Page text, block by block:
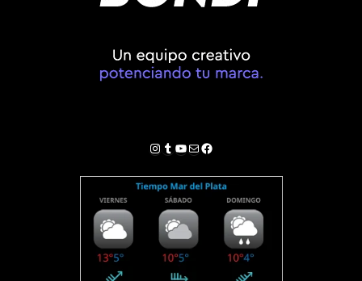
Instagram
Tumblr
YouTube
Correo electrónico
Facebook